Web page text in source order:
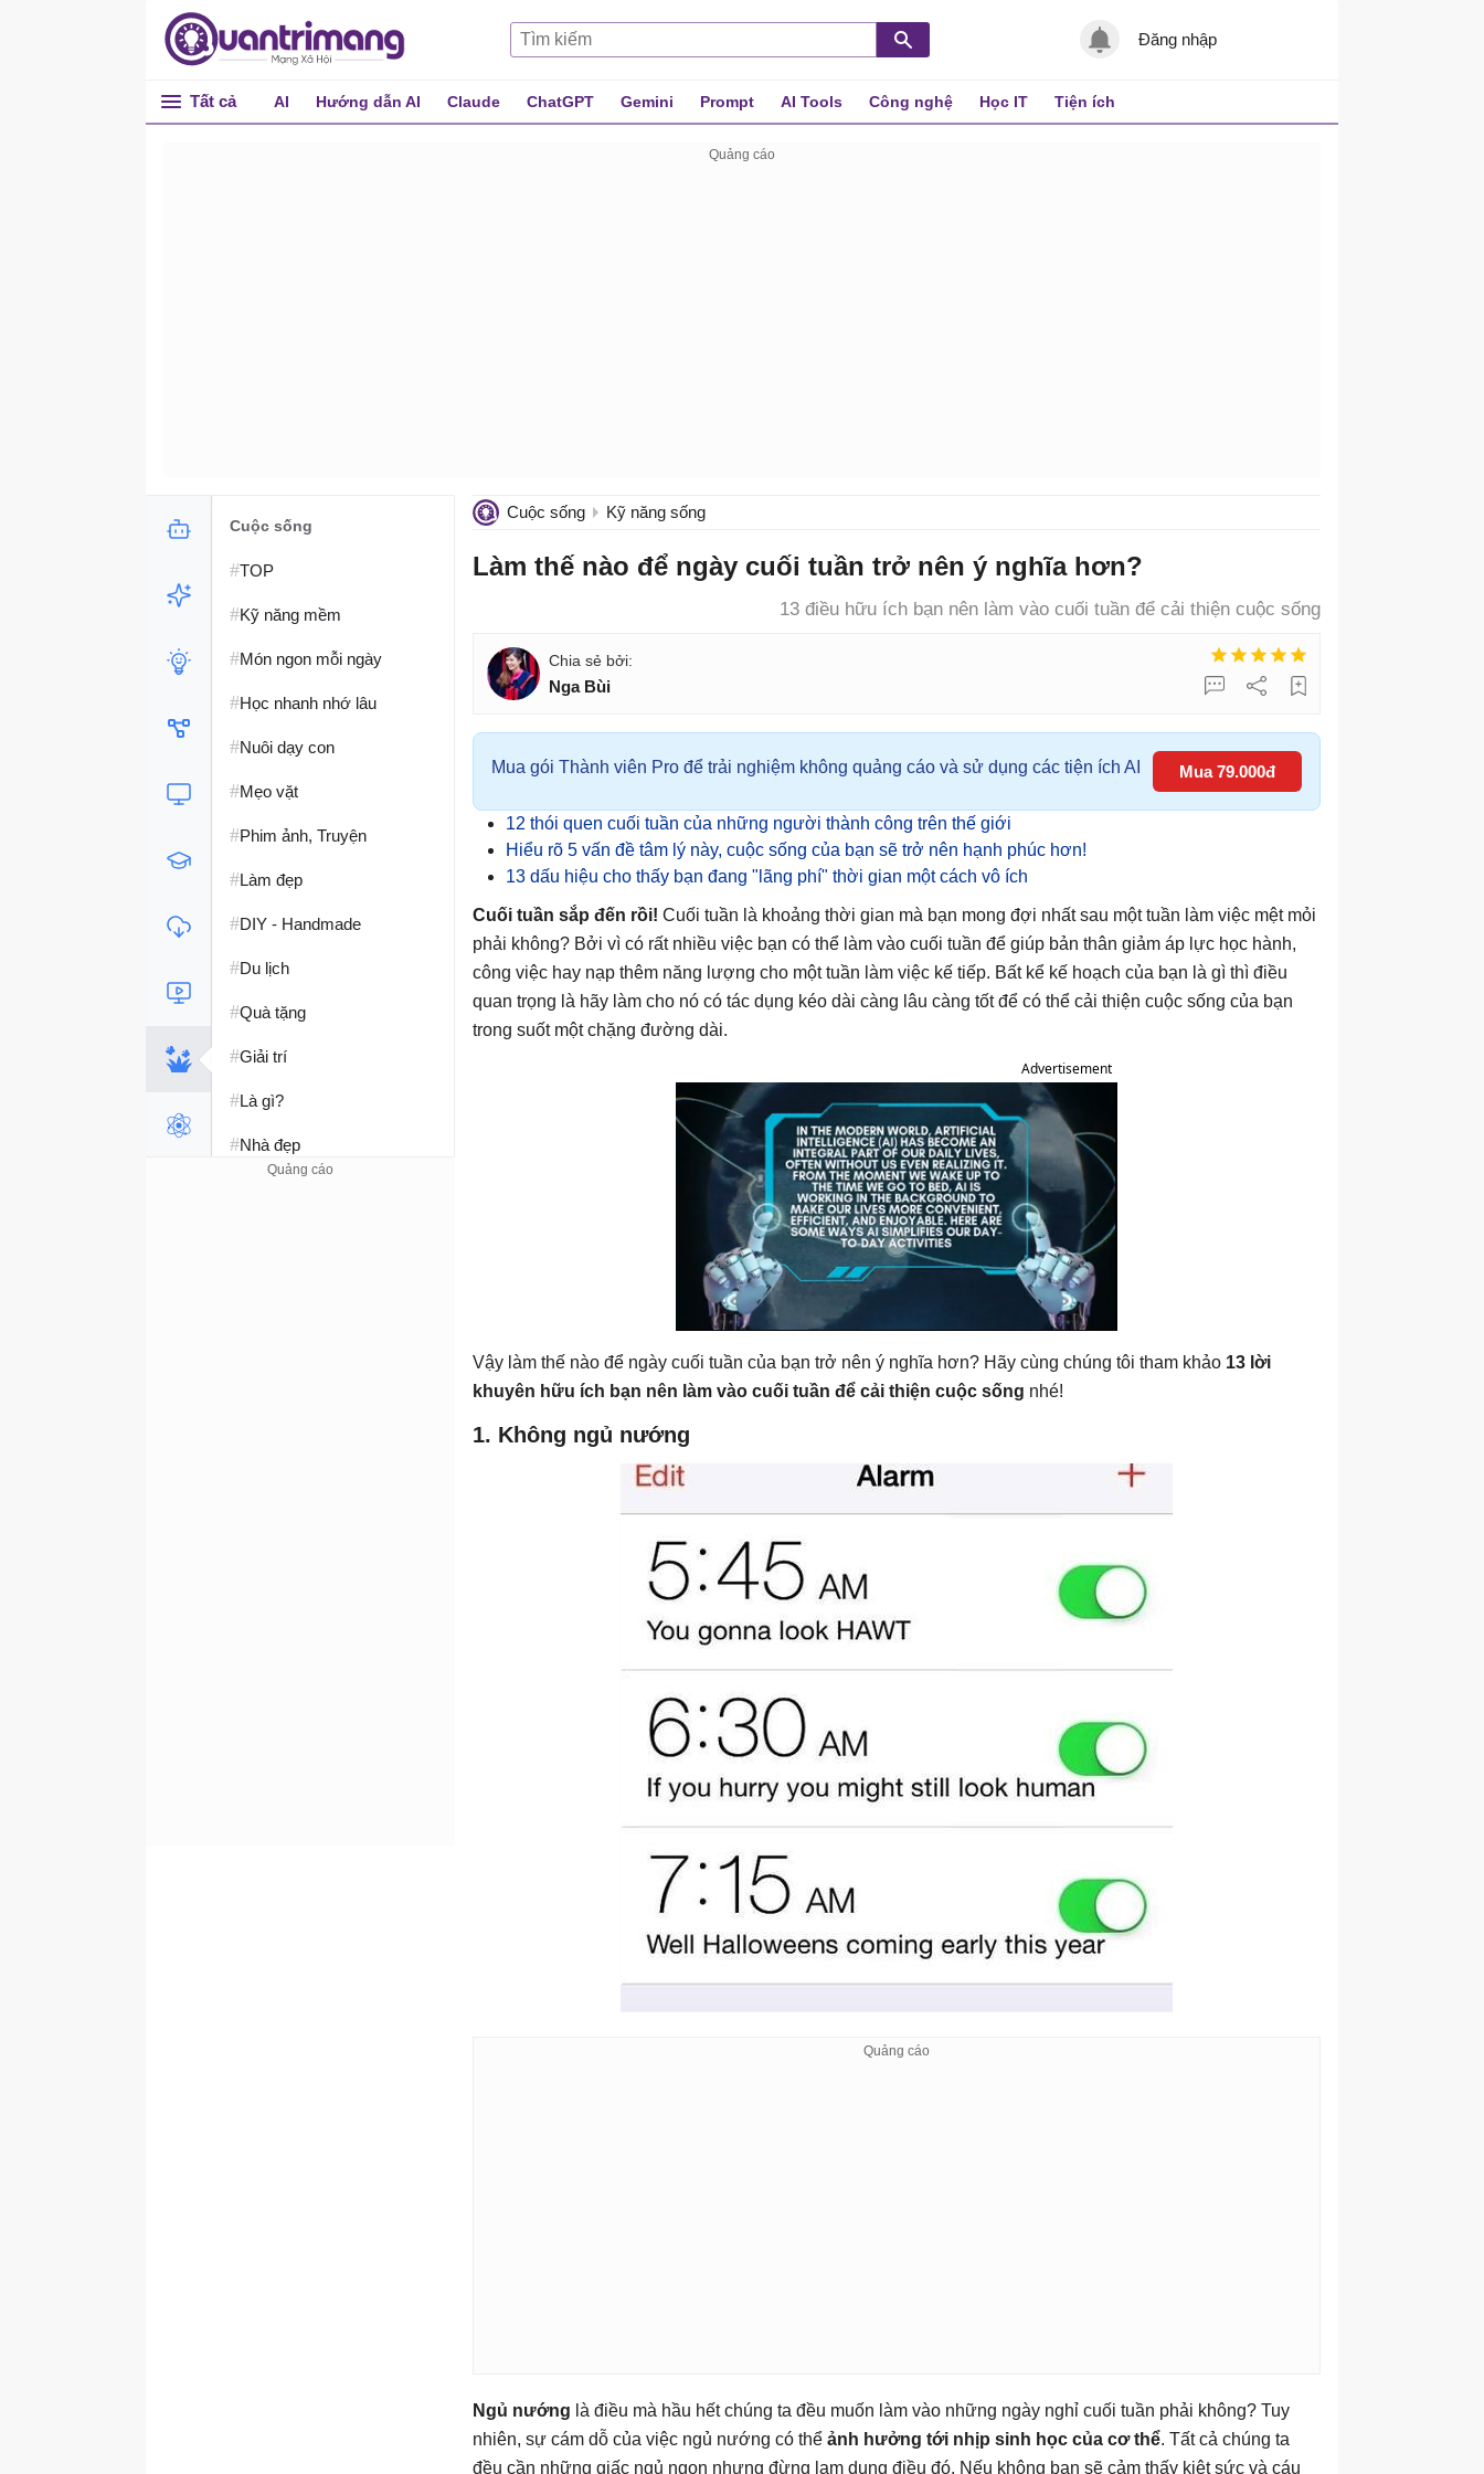
Đăng nhập
Tất cả AI Hướng dẫn AI Claude ChatGPT Gemini Prompt AI Tools Công nghệ Học IT Tiện ích
Cuộc sống Kỹ năng sống
Làm thế nào để ngày cuối tuần trở nên ý nghĩa hơn?
13 điều hữu ích bạn nên làm vào cuối tuần để cải thiện cuộc sống
Nga Bùi
Mua gói Thành viên Pro để trải nghiệm không quảng cáo và sử dụng các tiện ích AI Mua 79.000đ
12 thói quen cuối tuần của những người thành công trên thế giới
Hiểu rõ 5 vấn đề tâm lý này, cuộc sống của bạn sẽ trở nên hạnh phúc hơn!
13 dấu hiệu cho thấy bạn đang "lãng phí" thời gian một cách vô ích
Cuối tuần sắp đến rồi! Cuối tuần là khoảng thời gian mà bạn mong đợi nhất sau một tuần làm việc mệt mỏi
phải không? Bởi vì có rất nhiều việc bạn có thể làm vào cuối tuần để giúp bản thân giảm áp lực học hành,
công việc hay nạp thêm năng lượng cho một tuần làm việc kế tiếp. Bất kể kế hoạch của bạn là gì thì điều
quan trọng là hãy làm cho nó có tác dụng kéo dài càng lâu càng tốt để có thể cải thiện cuộc sống của bạn
trong suốt một chặng đường dài.
Advertisement
Vậy làm thế nào để ngày cuối tuần của bạn trở nên ý nghĩa hơn? Hãy cùng chúng tôi tham khảo 13 lời
khuyên hữu ích bạn nên làm vào cuối tuần để cải thiện cuộc sống nhé!
1. Không ngủ nướng
Ngủ nướng là điều mà hầu hết chúng ta đều muốn làm vào những ngày nghỉ cuối tuần phải không? Tuy
nhiên, sự cám dỗ của việc ngủ nướng có thể ảnh hưởng tới nhịp sinh học của cơ thể. Tất cả chúng ta
đều cần những giấc ngủ ngon nhưng đừng lạm dụng điều đó. Nếu không bạn sẽ cảm thấy kiệt sức và cáu
Cuộc sống
#TOP
#Kỹ năng mềm
#Món ngon mỗi ngày
#Học nhanh nhớ lâu
#Nuôi dạy con
#Mẹo vặt
#Phim ảnh, Truyện
#Làm đẹp
#DIY - Handmade
#Du lịch
#Quà tặng
#Giải trí
#Là gì?
#Nhà đẹp